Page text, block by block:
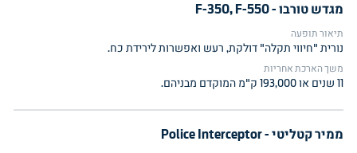
מגדש טורבו - F-350, F-550
תיאור תופעה
נורית "חיווי תקלה" דולקת, רעש ואפשרות לירידת כח.
משך הארכת אחריות
11 שנים או 193,000 ק"מ המוקדם מבניהם.
ממיר קטליטי - Police Interceptor